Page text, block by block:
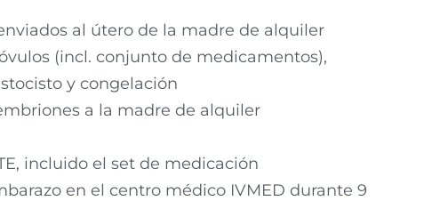
al útero de la madre de alquiler
(incl. conjunto de medicamentos),
y congelación
a la madre de alquiler
incluido el set de medicación
en el centro médico IVMED durante 9